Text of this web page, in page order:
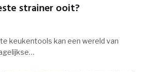
strainer ooit?
keukentools kan een wereld van